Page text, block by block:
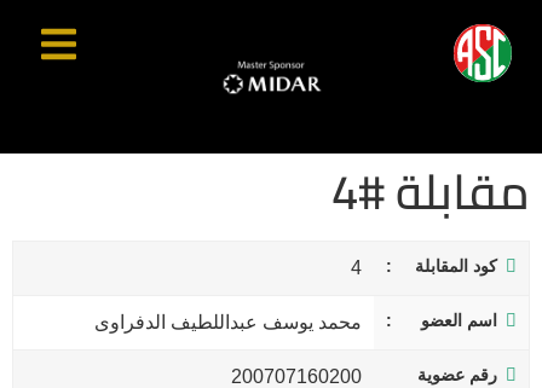
مقابلة #4
كود المقابلة 4
اسم العضو محمد يوسف عبداللطيف الدفراوى
رقم عضوية
200707160200